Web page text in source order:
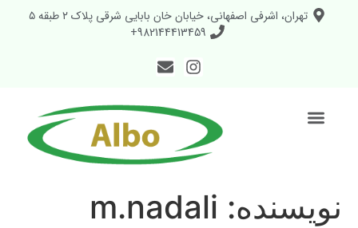
تهران، اشرفی اصفهانی، خیابان خان بابایی شرقی پلاک ۲ طبقه ۵
982144413459+
نویسنده: m.nadali